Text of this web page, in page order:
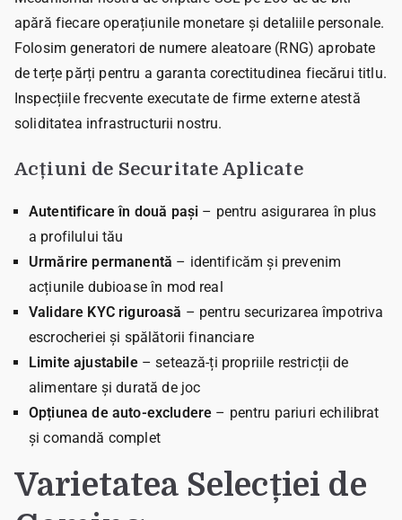
apără fiecare operațiunile monetare și detaliile personale.
Folosim generatori de numere aleatoare (RNG) aprobate
de terțe părți pentru a garanta corectitudinea fiecărui titlu.
Inspecțiile frecvente executate de firme externe atestă
soliditatea infrastructurii nostru.​
Acțiuni de Securitate Aplicate
Autentificare în două pași – pentru asigurarea în plus
a profilului tău
Urmărire permanentă – identificăm și prevenim
acțiunile dubioase în mod real
Validare KYC riguroasă – pentru securizarea împotriva
escrocheriei și spălătorii financiare
Limite ajustabile– setează-ți propriile restricții de
alimentare și durată de joc
Opțiunea de auto-excludere – pentru pariuri echilibrat
și comandă complet
Varietatea Selecției de